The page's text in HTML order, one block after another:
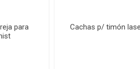
para
Cachas p/ timón